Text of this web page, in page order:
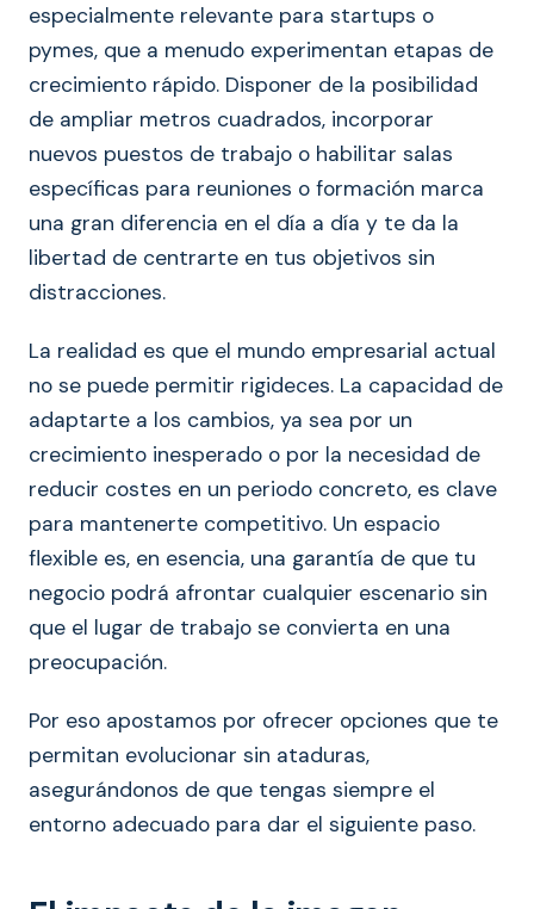
especialmente relevante para startups o
pymes, que a menudo experimentan etapas de
crecimiento rápido. Disponer de la posibilidad
de ampliar metros cuadrados, incorporar
nuevos puestos de trabajo o habilitar salas
específicas para reuniones o formación marca
una gran diferencia en el día a día y te da la
libertad de centrarte en tus objetivos sin
distracciones.
La realidad es que el mundo empresarial actual
no se puede permitir rigideces. La capacidad de
adaptarte a los cambios, ya sea por un
crecimiento inesperado o por la necesidad de
reducir costes en un periodo concreto, es clave
para mantenerte competitivo. Un espacio
flexible es, en esencia, una garantía de que tu
negocio podrá afrontar cualquier escenario sin
que el lugar de trabajo se convierta en una
preocupación.
Por eso apostamos por ofrecer opciones que te
permitan evolucionar sin ataduras,
asegurándonos de que tengas siempre el
entorno adecuado para dar el siguiente paso.